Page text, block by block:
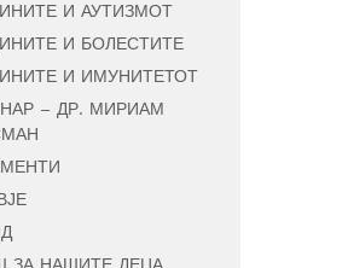
И АУТИЗМОТ
И БОЛЕСТИТЕ
И ИМУНИТЕТОТ
– ДР. МИРИАМ